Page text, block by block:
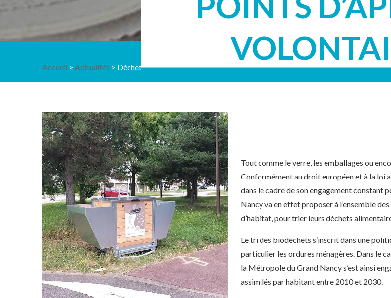
Accueil > Actualités > Déchets alimentaires : déploiement progressif des points d’apport volontaire.
Tout comme le verre, les emballages ou
Conformément au droit européen et à la loi
dans le cadre de son engagement constant
Nancy va en effet proposer à l’ensemble
d’habitat, pour trier leurs déchets
Le tri des biodéchets s’inscrit dans une
particulier les ordures ménagères. Dans le
la Métropole du Grand Nancy s’est ainsi
assimilés par habitant entre 2010 et 2030.